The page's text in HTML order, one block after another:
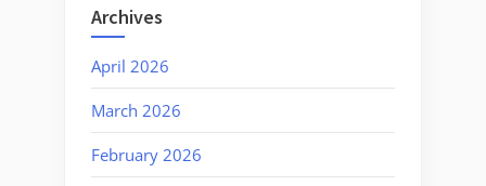
Archives
April 2026
March 2026
February 2026